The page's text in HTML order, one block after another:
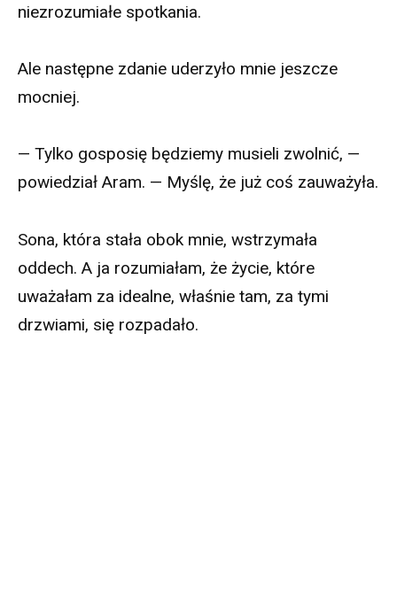
niezrozumiałe spotkania.
Ale następne zdanie uderzyło mnie jeszcze
mocniej.
— Tylko gosposię będziemy musieli zwolnić, —
powiedział Aram. — Myślę, że już coś zauważyła.
Sona, która stała obok mnie, wstrzymała
oddech. A ja rozumiałam, że życie, które
uważałam za idealne, właśnie tam, za tymi
drzwiami, się rozpadało.